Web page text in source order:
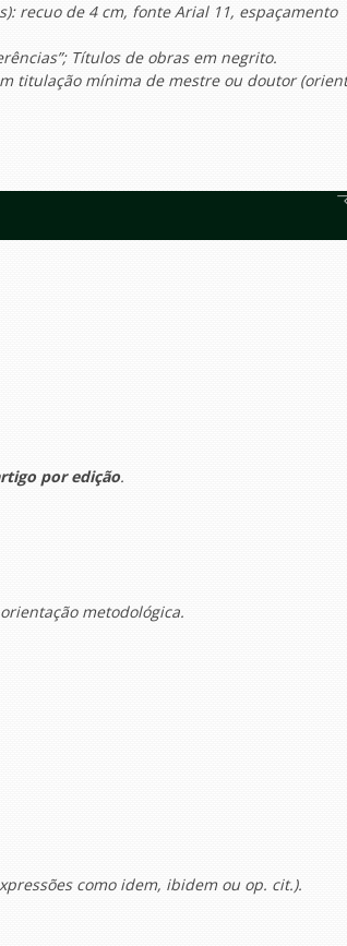
recuo de 4 cm, fonte Arial 11, espaçamento
Títulos de obras em negrito.
titulação mínima de mestre ou doutor
por edição.
metodológica.
como idem, ibidemou op. cit.).